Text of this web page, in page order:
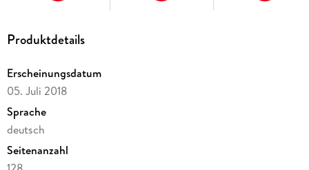
Produktdetails
Erscheinungsdatum
05. Juli 2018
Sprache
deutsch
Seitenanzahl